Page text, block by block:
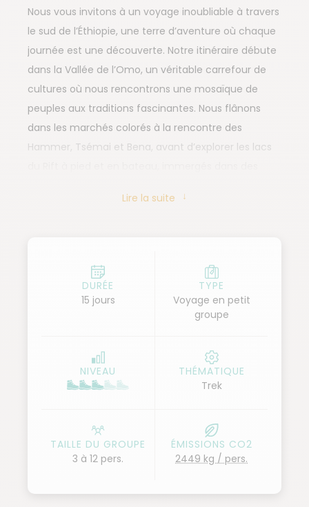
Nous vous invitons à un voyage inoubliable à travers
le sud de l’Éthiopie, une terre d’aventure où chaque
journée est une découverte. Notre itinéraire débute
dans la Vallée de l’Omo, un véritable carrefour de
cultures où nous rencontrons une mosaïque de
peuples aux traditions fascinantes. Nous flânons
dans les marchés colorés à la rencontre des
Hammer, Tsémai et Bena, avant d’explorer les lacs
jours de trek au cœur d’une nature préservée. Nous
y observons une faune exceptionnelle, dont les
nyalas, les loups d’Éthiopie et une multitude
d’oiseaux endémiques. Une aventure hors du temps
Lire la suite
DURÉE
15 jours
TYPE
Voyage en petit
groupe
NIVEAU
THÉMATIQUE
Trek
TAILLE DU GROUPE
3 à 12 pers.
ÉMISSIONS CO2
2449 kg / pers.